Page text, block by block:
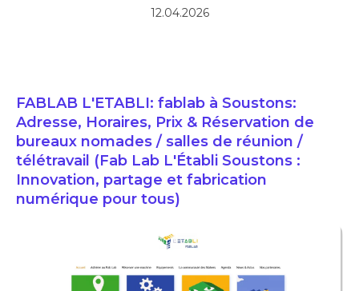
12.04.2026
FABLAB L'ETABLI: fablab à Soustons:
Adresse, Horaires, Prix & Réservation de
bureaux nomades / salles de réunion /
télétravail (Fab Lab L'Établi Soustons :
Innovation, partage et fabrication
numérique pour tous)